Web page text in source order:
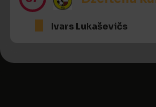
Ivars Lukaševičs